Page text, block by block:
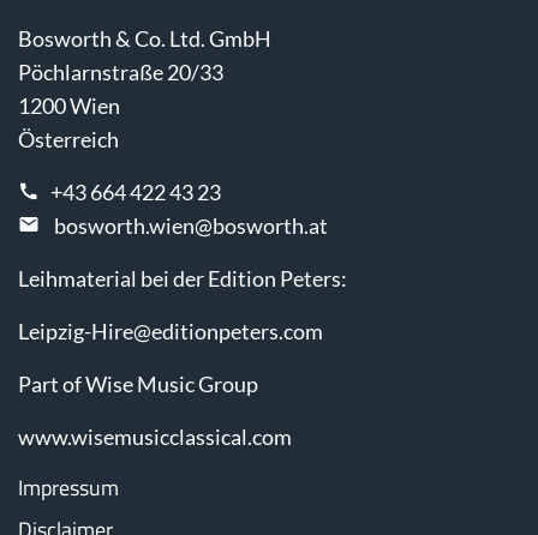
Bosworth & Co. Ltd. GmbH
Pöchlarnstraße 20/33
1200 Wien
Österreich
+43 664 422 43 23
bosworth.wien@bosworth.at
Leihmaterial bei der Edition Peters:
Leipzig-Hire@editionpeters.com
Part of Wise Music Group
www.wisemusicclassical.com
Impressum